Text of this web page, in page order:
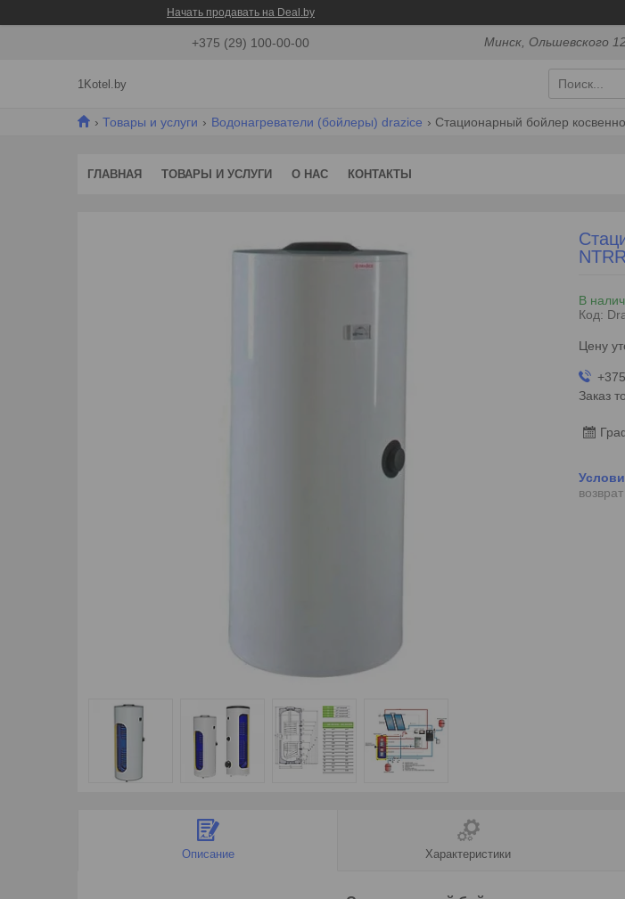
Начать продавать на Deal.by
+375 (29) 100-00-00 Минск, Ольшевского
1Kotel.by
Товары и услуги Водонагреватели (бойлеры) drazice Стационарный бойлер
ГЛАВНАЯ ТОВАРЫ И УСЛУГИ О НАС КОНТАКТЫ
В
Код:
Цену
Заказ
Описание Характеристики